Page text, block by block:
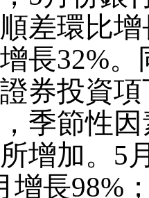
差環比增
長32%。
券投資
季節性
增加。 5
增長98%